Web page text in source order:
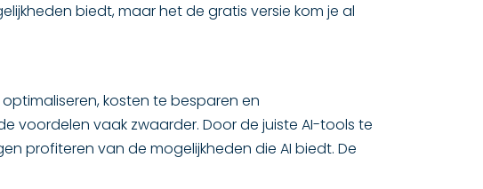
biedt, maar het de gratis versie kom je al
kosten te besparen en
voordelen vaak zwaarder. Door de juiste AI-tools te
profiteren van de mogelijkheden die AI biedt. De